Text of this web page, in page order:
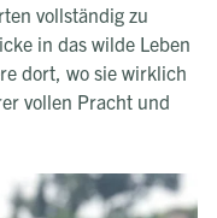
vollständig zu
in das wilde Leben
dort, wo sie wirklich
vollen Pracht und